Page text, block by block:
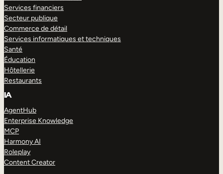
Services financiers
Secteur publique
Commerce de détail
Services informatiques et techniques
Santé
Éducation
Hôtellerie
Restaurants
IA
AgentHub
Enterprise Knowledge
MCP
Harmony AI
Roleplay
Content Creator